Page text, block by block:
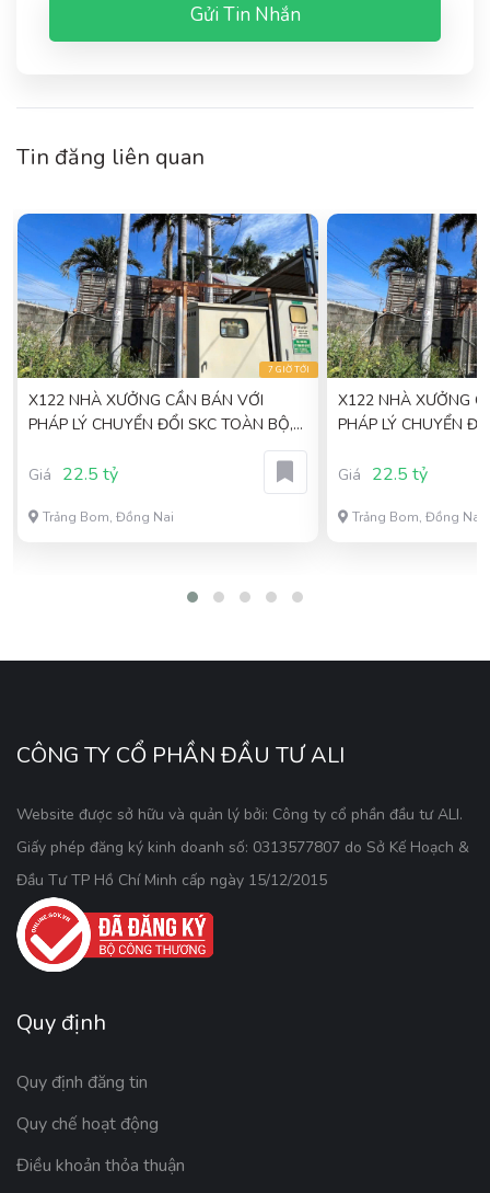
Gửi Tin Nhắn
Tin đăng liên quan
7 GIỜ TỚI
X122 NHÀ XƯỞNG CẦN BÁN VỚI
PHÁP LÝ CHUYỂN ĐỔI SKC TOÀN BỘ,
Giá
22.5 tỷ
Trảng Bom, Đồng Nai
X122 NHÀ XƯỞNG
PHÁP LÝ CHUYỂN
Giá
22.5 tỷ
Trảng Bom, Đồng Nai
CÔNG TY CỔ PHẦN ĐẦU TƯ ALI
Website được sở hữu và quản lý bởi: Công ty cổ phần đầu tư ALI.
Giấy phép đăng ký kinh doanh số: 0313577807 do Sở Kế Hoạch &
Đầu Tư TP Hồ Chí Minh cấp ngày 15/12/2015
Quy định
Quy định đăng tin
Quy chế hoạt động
Điều khoản thỏa thuận